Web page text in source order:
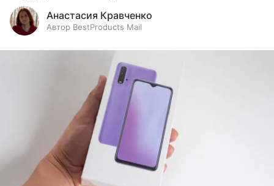
Анастасия Кравченко
Автор BestProducts Mail